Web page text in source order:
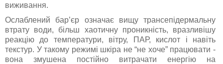
виживання.
Ослаблений бар’єр означає вищу трансепідермальну
втрату води, більш хаотичну проникність, вразливішу
реакцію до температури, вітру, ПАР, кислот і навіть
текстур. У такому режимі шкіра не “не хоче” працювати -
вона змушена постійно витрачати енергію на